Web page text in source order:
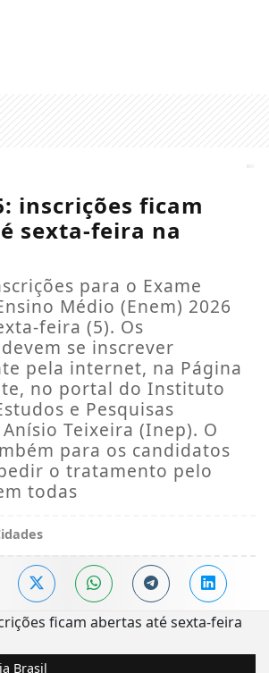
inscrições ficam
sexta-feira na
para o Exame
Médio (Enem) 2026
feira (5). Os
se inscrever
pela internet, na Página
no portal do Instituto
e Pesquisas
Teixeira (Inep). O
para os candidatos
o tratamento pelo
todas
Brasil